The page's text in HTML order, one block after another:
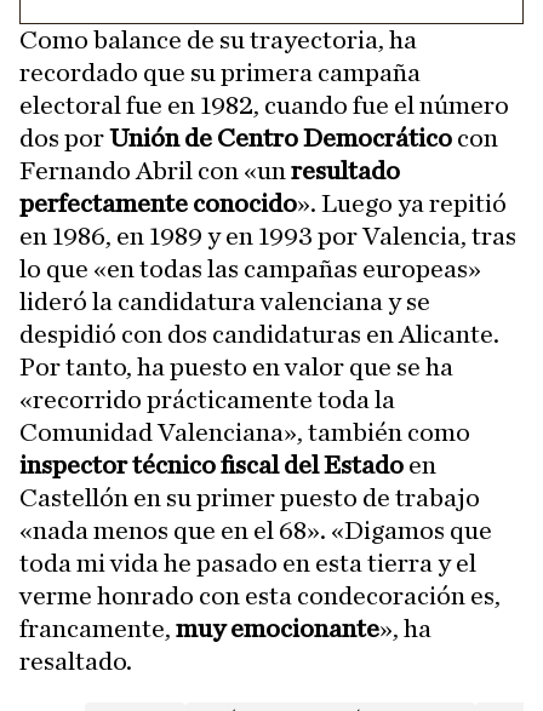
Como balance de su trayectoria, ha
recordado que su primera campaña
electoral fue en 1982, cuando fue el número
dos porUnión de Centro Democrático con
Fernando Abril con «un resultado
perfectamente conocido». Luego ya repitió
en 1986, en 1989 y en 1993 por Valencia, tras
lo que «en todas las campañas europeas»
lideró la candidatura valenciana y se
despidió con dos candidaturas en Alicante.
Por tanto, ha puesto en valor que se ha
«recorrido prácticamente toda la
Comunidad Valenciana», también como
inspector técnico fiscal del Estado en
Castellón en su primer puesto de trabajo
«nada menos que en el 68». «Digamos que
toda mi vida he pasado en esta tierra y el
verme honrado con esta condecoración es,
francamente, muy emocionante», ha
resaltado.